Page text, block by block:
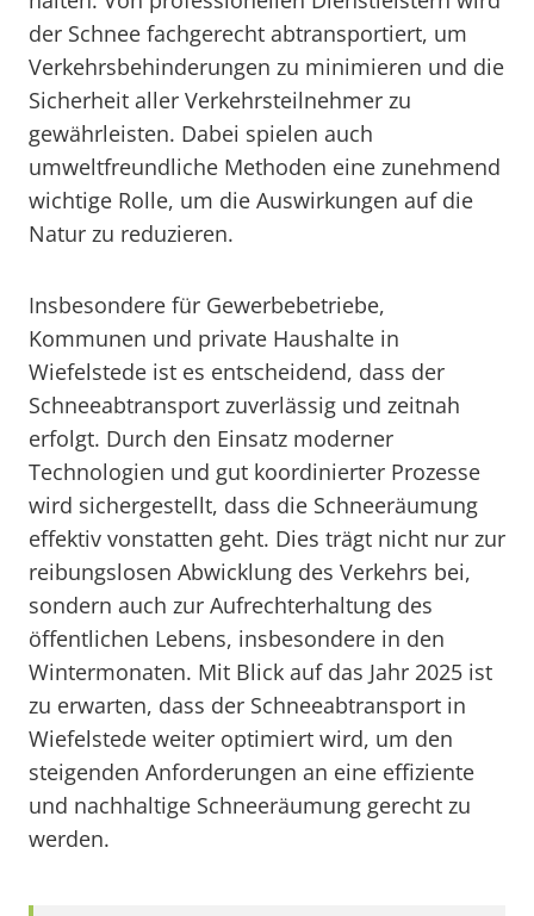
der Schnee fachgerecht abtransportiert, um
Verkehrsbehinderungen zu minimieren und die
Sicherheit aller Verkehrsteilnehmer zu
gewährleisten. Dabei spielen auch
umweltfreundliche Methoden eine zunehmend
wichtige Rolle, um die Auswirkungen auf die
Natur zu reduzieren.
Insbesondere für Gewerbebetriebe,
Kommunen und private Haushalte in
Wiefelstede ist es entscheidend, dass der
Schneeabtransport zuverlässig und zeitnah
erfolgt. Durch den Einsatz moderner
Technologien und gut koordinierter Prozesse
wird sichergestellt, dass die Schneeräumung
effektiv vonstatten geht. Dies trägt nicht nur zur
reibungslosen Abwicklung des Verkehrs bei,
sondern auch zur Aufrechterhaltung des
öffentlichen Lebens, insbesondere in den
Wintermonaten. Mit Blick auf das Jahr 2025 ist
zu erwarten, dass der Schneeabtransport in
Wiefelstede weiter optimiert wird, um den
steigenden Anforderungen an eine effiziente
und nachhaltige Schneeräumung gerecht zu
werden.